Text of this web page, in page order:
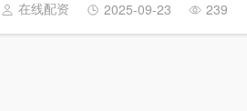
在线配资 2025-09-23 239